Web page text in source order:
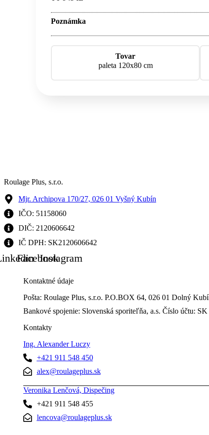
Poznámka
Tovar
paleta 120x80 cm
Roulage Plus, s.r.o.
Mjr. Archipova 170/27, 026 01 Vyšný Kubín
IČO: 51158060
DIČ: 2120606642
IČ DPH: SK2120606642
FacebookInstagram
Kontaktné údaje
Pošta: Roulage Plus, s.r.o. P.O.BOX 64, 026 01 Dolný
Bankové spojenie: Slovenská sporiteľňa, a.s. Číslo účtu:
Kontakty
Ing. Alexander Luczy
+421 911 548 450
alex@roulageplus.sk
Veronika Lenčová, Dispečing
+421 911 548 455
lencova@roulageplus.sk